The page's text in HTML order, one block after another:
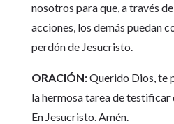
nosotros para que, a través
acciones, los demás puedan
perdón de Jesucristo.
ORACIÓN:Querido Dios, te
la hermosa tarea de testificar
En Jesucristo. Amén.